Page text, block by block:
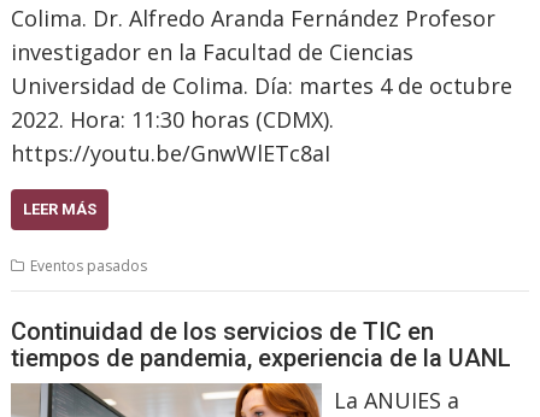
Colima. Dr. Alfredo Aranda Fernández Profesor
investigador en la Facultad de Ciencias
Universidad de Colima. Día: martes 4 de octubre
2022. Hora: 11:30 horas (CDMX).
https://youtu.be/GnwWlETc8aI
LEER MÁS
Eventos pasados
Continuidad de los servicios de TIC en
tiempos de pandemia, experiencia de la UANL
La ANUIES a